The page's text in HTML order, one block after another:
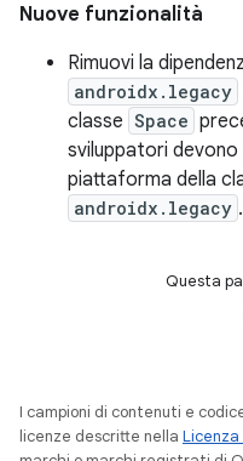
Nuove funzionalità
Rimuovi la
androidx.legacy
classe Space
sviluppatori devono
piattaforma della
androidx.legacy .
Questa
I campioni di contenuti e
licenze descritte nella